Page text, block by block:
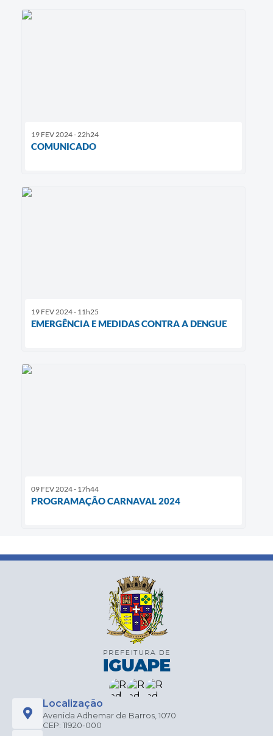
19 FEV 2024 - 22h24
COMUNICADO
19 FEV 2024 - 11h25
EMERGÊNCIA E MEDIDAS CONTRA A DENGUE
09 FEV 2024 - 17h44
PROGRAMAÇÃO CARNAVAL 2024
Localização
Avenida Adhemar de Barros, 1070
CEP: 11920-000